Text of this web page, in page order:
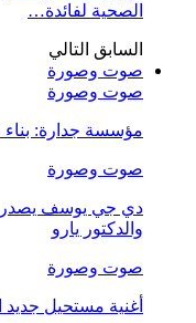
الصحية لفائدة…
السابق التالي
صوت وصورة
صوت وصورة
مؤسسة جدارة: بناء
صوت وصورة
دي جي يوسف يصدر
والدكتور يارو
صوت وصورة
أغنية مستحيل جديد